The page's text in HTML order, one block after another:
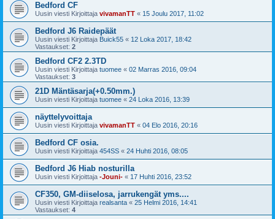
Bedford CF
Uusin viesti Kirjoittaja vivamanTT « 15 Joulu 2017, 11:02
Bedford J6 Raidepäät
Uusin viesti Kirjoittaja Buick55 « 12 Loka 2017, 18:42
Vastaukset: 2
Bedford CF2 2.3TD
Uusin viesti Kirjoittaja tuomee « 02 Marras 2016, 09:04
Vastaukset: 3
21D Mäntäsarja(+0.50mm.)
Uusin viesti Kirjoittaja tuomee « 24 Loka 2016, 13:39
näyttelyvoittaja
Uusin viesti Kirjoittaja vivamanTT « 04 Elo 2016, 20:16
Bedford CF osia.
Uusin viesti Kirjoittaja 454SS « 24 Huhti 2016, 08:05
Bedford J6 Hiab nosturilla
Uusin viesti Kirjoittaja -Jouni- « 17 Huhti 2016, 23:52
CF350, GM-diiselosa, jarrukengät yms....
Uusin viesti Kirjoittaja realsanta « 25 Helmi 2016, 14:41
Vastaukset: 4